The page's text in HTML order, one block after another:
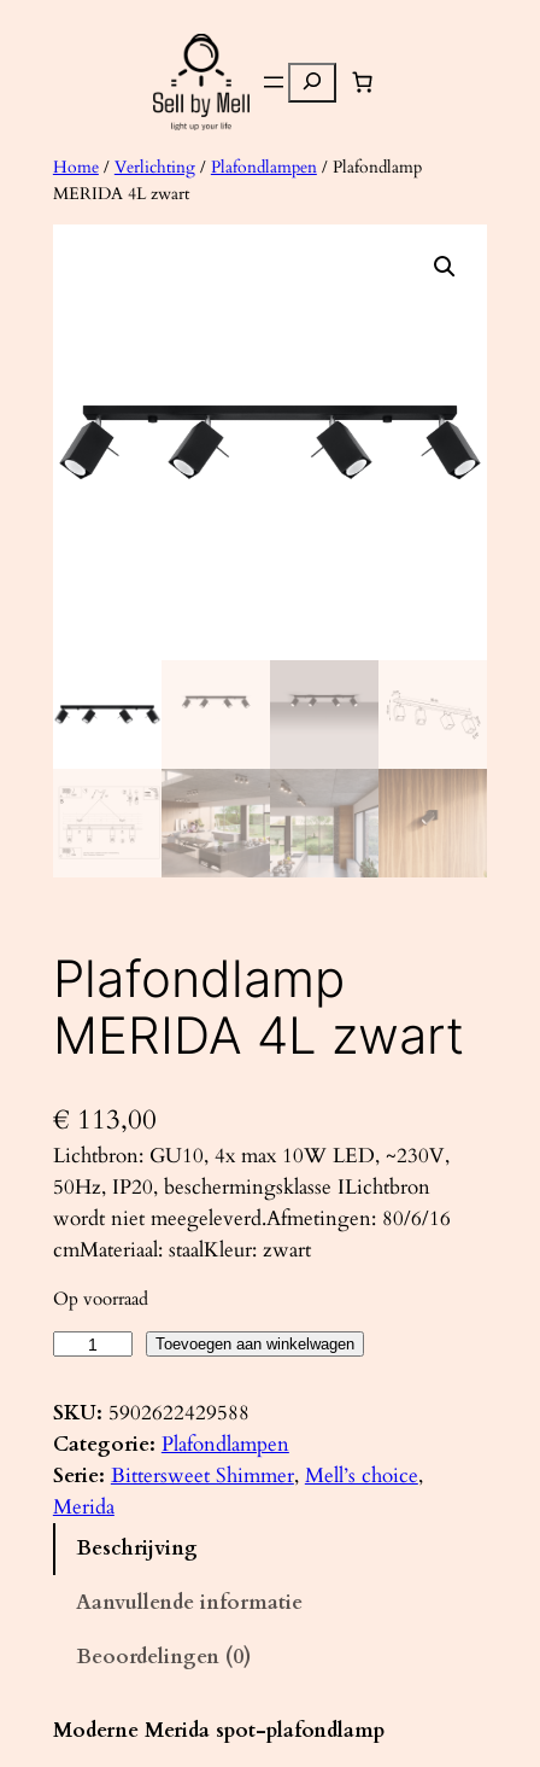
Zoeken
Home/ Verlichting/ Plafondlampen/ Plafondlamp
MERIDA 4L zwart
Plafondlamp
MERIDA 4L zwart
€ 113,00
Lichtbron: GU10, 4x max 10W LED, ~230V,
50Hz, IP20, beschermingsklasse ILichtbron
wordt niet meegeleverd.Afmetingen: 80/6/16
cmMateriaal: staalKleur: zwart
Op voorraad
a
f
o
n
E
Toevoegen aan winkelwagen
SKU: 5902622429588
Categorie: Plafondlampen
Serie: Bittersweet Shimmer, Mell’s choice ,
Merida
Beschrijving
Aanvullende informatie
Beoordelingen (0)
Moderne Merida spot-plafondlamp